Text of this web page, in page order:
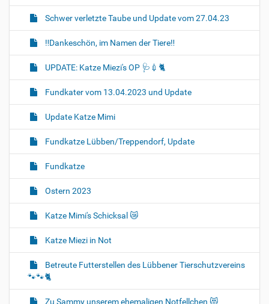
Schwer verletzte Taube und Update vom 27.04.23
‼️Dankeschön, im Namen der Tiere‼️
UPDATE: Katze Miezi's OP 🩺💉🐈
Fundkater vom 13.04.2023 und Update
Update Katze Mimi
Fundkatze Lübben/Treppendorf, Update
Fundkatze
Ostern 2023
Katze Mimi's Schicksal 😿
Katze Miezi in Not
Betreute Futterstellen des Lübbener Tierschutzvereins
🐾🐾🐈
Zu Sammy unserem ehemaligen Notfellchen 😻